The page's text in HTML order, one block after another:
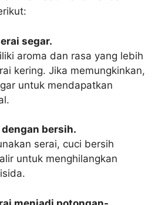
segar.
aroma dan rasa yang lebih
kering. Jika memungkinkan,
untuk mendapatkan
bersih.
serai, cuci bersih
untuk menghilangkan